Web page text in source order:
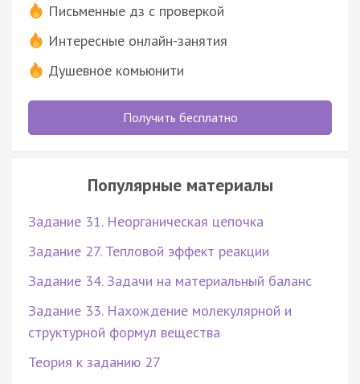
Письменные дз с проверкой
Интересные онлайн-занятия
Душевное комьюнити
Получить бесплатно
Популярные материалы
Задание 31. Неорганическая цепочка
Задание 27. Тепловой эффект реакции
Задание 34. Задачи на материальный баланс
Задание 33. Нахождение молекулярной и
структурной формул вещества
Теория к заданию 27